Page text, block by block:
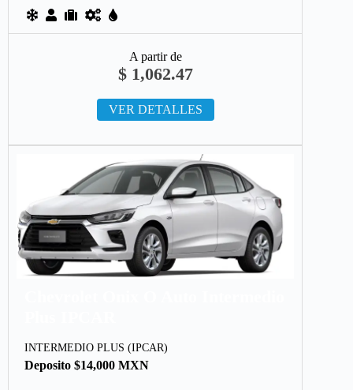
A partir de
$ 1,062.47
VER DETALLES
INTERMEDIO PLUS (IPCAR)
Deposito $14,000 MXN